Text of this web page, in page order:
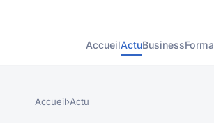
AccueilActuBusiness
Accueil›Actu